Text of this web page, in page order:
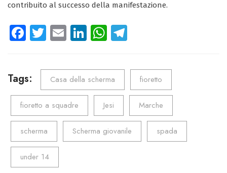
contribuito al successo della manifestazione.
Fa
o
ok
T
tt
er
E
ail
Li
e
dI
n
W
ts
A
p
p
gr
m
Tags: Casa della scherma fioretto
fioretto a squadre Jesi Marche
scherma Scherma giovanile spada
under 14